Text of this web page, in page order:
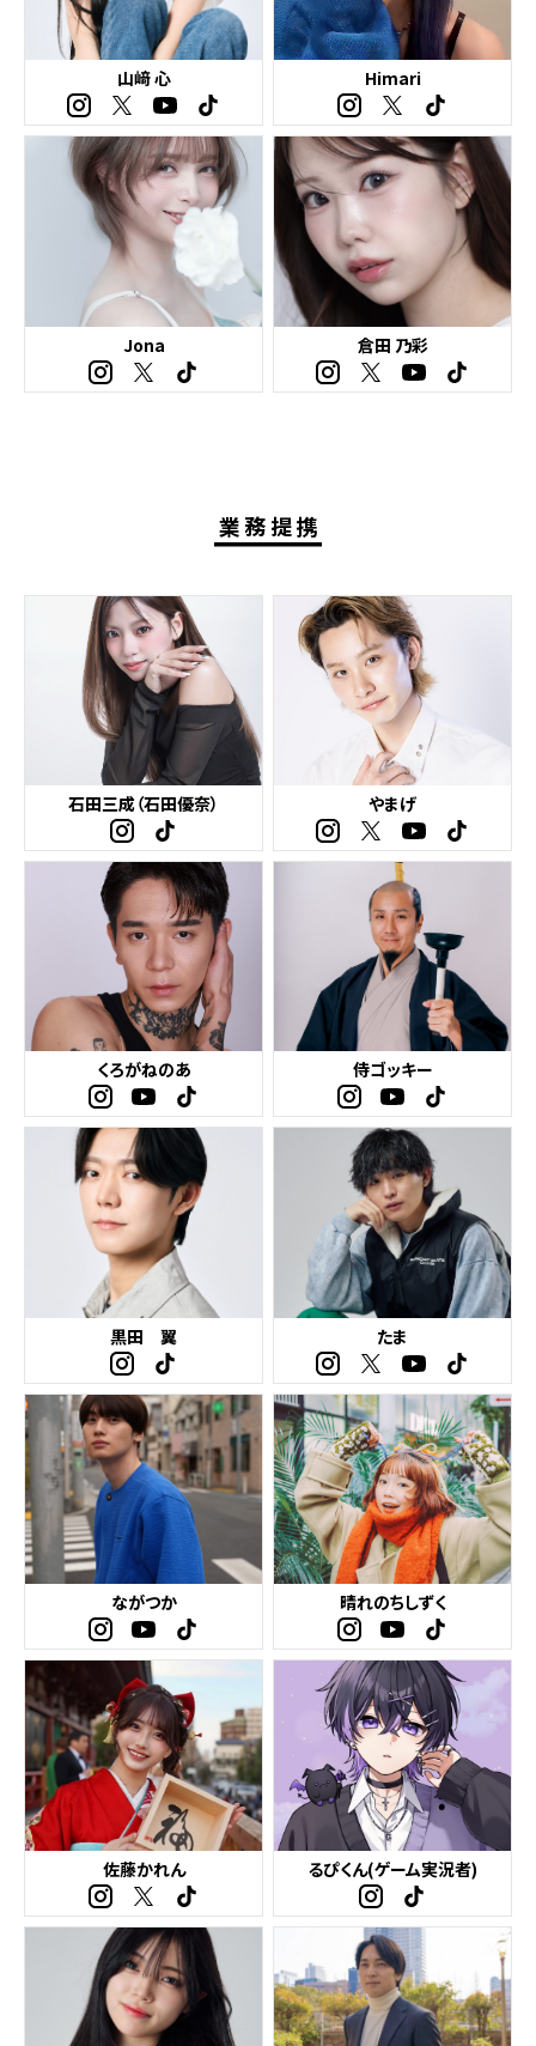
山﨑 心 Himari
Jona 倉田 乃彩
業務提携
石田三成（石田優奈） やまげ
くろがねのあ 侍ゴッキー
黒田 翼 たま
ながつか 晴れのちしずく
佐藤かれん るぴくん(ゲーム実況者)